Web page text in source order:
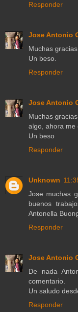
Responder
Jose Antonio
Muchas
Un beso.
Responder
Jose Antonio
Muchas
algo, ahora me
Un beso
Responder
Unknown
Jose muchas
buenos
Antonella
Responder
Jose Antonio
De nada
comentario.
Un saludo
Responder